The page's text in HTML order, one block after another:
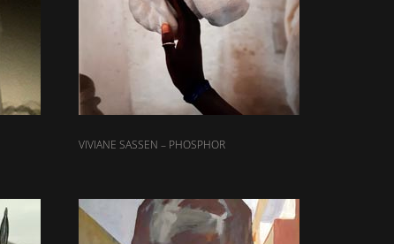
VIVIANE SASSEN – PHOSPHOR